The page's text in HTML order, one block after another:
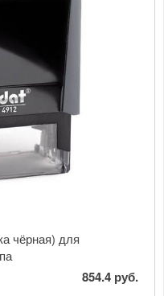
чёрная) для
854.4 руб.